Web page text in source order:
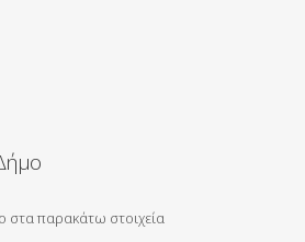
στα παρακάτω στοιχεία